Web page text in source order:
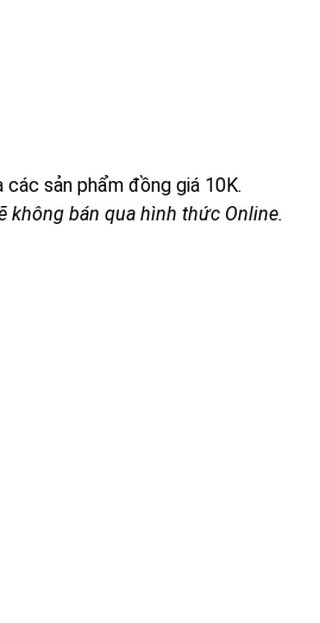
sản phẩm đồng giá 10K.
không bán qua hình thức Online.